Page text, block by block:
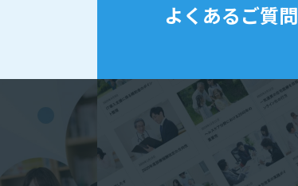
よくあるご質問